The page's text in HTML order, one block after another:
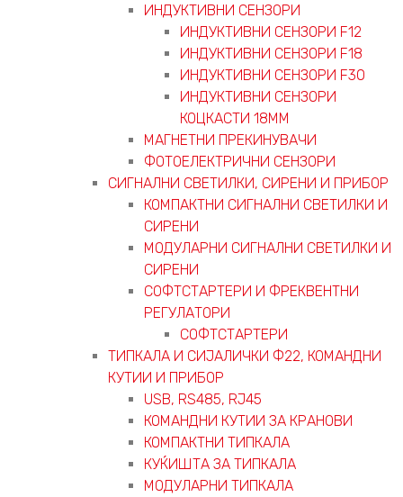
ИНДУКТИВНИ СЕНЗОРИ
ИНДУКТИВНИ СЕНЗОРИ F12
ИНДУКТИВНИ СЕНЗОРИ F18
ИНДУКТИВНИ СЕНЗОРИ F30
ИНДУКТИВНИ СЕНЗОРИ
КОЦКАСТИ 18ММ
МАГНЕТНИ ПРЕКИНУВАЧИ
ФОТОЕЛЕКТРИЧНИ СЕНЗОРИ
СИГНАЛНИ СВЕТИЛКИ, СИРЕНИ И ПРИБОР
КОМПАКТНИ СИГНАЛНИ СВЕТИЛКИ И
СИРЕНИ
МОДУЛАРНИ СИГНАЛНИ СВЕТИЛКИ И
СИРЕНИ
СОФТСТАРТЕРИ И ФРЕКВЕНТНИ
РЕГУЛАТОРИ
СОФТСТАРТЕРИ
ТИПКАЛА И СИЈАЛИЧКИ Ф22, КОМАНДНИ
КУТИИ И ПРИБОР
USB, RS485, RJ45
КОМАНДНИ КУТИИ ЗА КРАНОВИ
КОМПАКТНИ ТИПКАЛА
КУЌИШТА ЗА ТИПКАЛА
МОДУЛАРНИ ТИПКАЛА